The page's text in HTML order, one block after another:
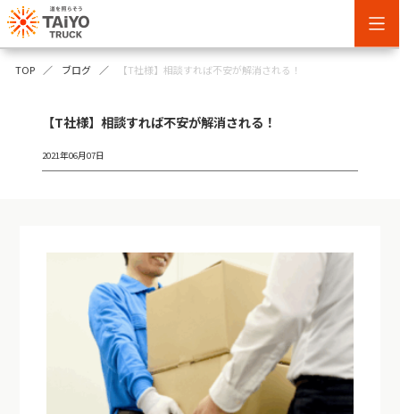
TOP ブログ 【T社様】相談すれば不安が解消される！
【T社様】相談すれば不安が解消される！
2021年06月07日